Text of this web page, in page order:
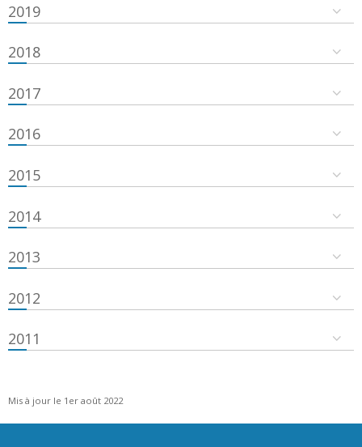
2019
2018
2017
2016
2015
2014
2013
2012
2011
Mis à jour le 1er août 2022